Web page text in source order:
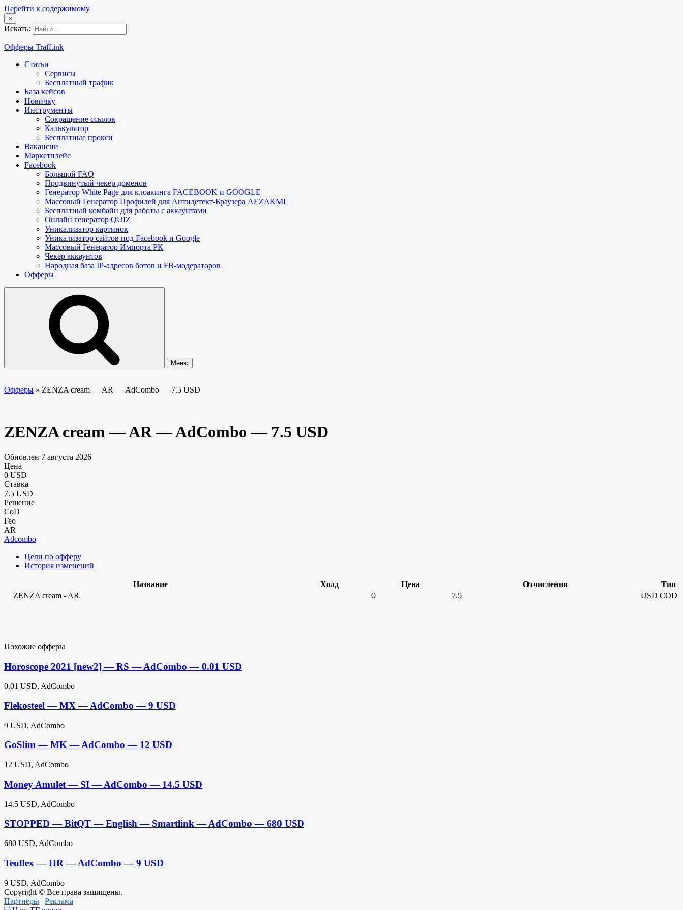
Перейти к содержимому
×
Искать:
Офферы Traff.ink
Статьи
Сервисы
Бесплатный трафик
База кейсов
Новичку
Инструменты
Сокращение ссылок
Калькулятор
Бесплатные прокси
Вакансии
Маркетплейс
Facebook
Большой FAQ
Продвинутый чекер доменов
Генератор White Page для клоакинга FACEBOOK и GOOGLE
Массовый Генератор Профилей для Антидетект-Браузера AEZAKMI
Бесплатный комбайн для работы с аккаунтами
Онлайн генератор QUIZ
Уникализатор картинок
Уникализатор сайтов под Facebook и Google
Массовый Генератор Импорта РК
Чекер аккаунтов
Народная база IP-адресов ботов и FB-модераторов
Офферы
Меню
Офферы » ZENZA cream — AR — AdCombo — 7.5 USD
ZENZA cream — AR — AdCombo — 7.5 USD
Обновлен 7 августа 2026
Цена
0 USD
Ставка
7.5 USD
Решение
CoD
Гео
AR
Adcombo
Цели по офферу
История изменений
Название Холд Цена Отчисления
Тип
ZENZA cream - AR
0 7.5 USD COD
Похожие офферы
Horoscope 2021 [new2] — RS — AdCombo — 0.01 USD
0.01 USD, AdCombo
Flekosteel — MX — AdCombo — 9 USD
9 USD, AdCombo
GoSlim — MK — AdCombo — 12 USD
12 USD, AdCombo
Money Amulet — SI — AdCombo — 14.5 USD
14.5 USD, AdCombo
STOPPED — BitQT — English — Smartlink — AdCombo — 680 USD
680 USD, AdCombo
Teuflex — HR — AdCombo — 9 USD
9 USD, AdCombo
Copyright © Все права защищены.
Партнеры | Реклама